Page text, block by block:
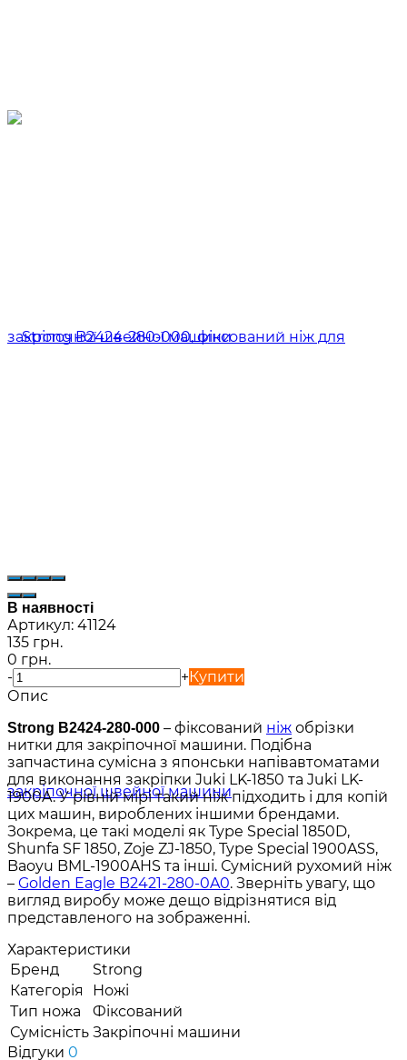
В наявності
Артикул: 41124
135 грн.
0 грн.
-
+Купити
Опис
Strong B2424-280-000 – фіксований ніж обрізки
нитки для закріпочної машини. Подібна
запчастина сумісна з японськи напівавтоматами
для виконання закріпки Juki LK-1850 та Juki LK-
1900A. У рівній мірі такий ніж підходить і для копій
цих машин, вироблених іншими брендами.
Зокрема, це такі моделі як Type Special 1850D,
Shunfa SF 1850, Zoje ZJ-1850, Type Special 1900ASS,
Baoyu BML-1900AHS та інші. Сумісний рухомий ніж
– Golden Eagle B2421-280-0A0. Зверніть увагу, що
вигляд виробу може дещо відрізнятися від
представленого на зображенні.
Характеристики
Бренд
Strong
Категорія
Ножі
Тип ножа
Фіксований
Сумісність Закріпочні машини
Відгуки 0